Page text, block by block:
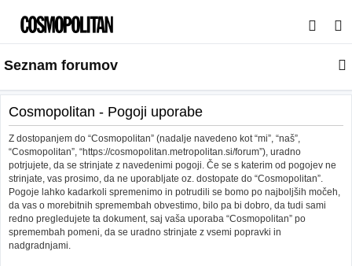
s
a
j
Seznam forumov
Cosmopolitan - Pogoji uporabe
Z dostopanjem do “Cosmopolitan” (nadalje navedeno kot “mi”, “naš”,
“Cosmopolitan”, “https://cosmopolitan.metropolitan.si/forum”), uradno
potrjujete, da se strinjate z navedenimi pogoji. Če se s katerim od pogojev ne
strinjate, vas prosimo, da ne uporabljate oz. dostopate do “Cosmopolitan”.
Pogoje lahko kadarkoli spremenimo in potrudili se bomo po najboljših močeh,
da vas o morebitnih spremembah obvestimo, bilo pa bi dobro, da tudi sami
redno pregledujete ta dokument, saj vaša uporaba “Cosmopolitan” po
spremembah pomeni, da se uradno strinjate z vsemi popravki in
nadgradnjami.